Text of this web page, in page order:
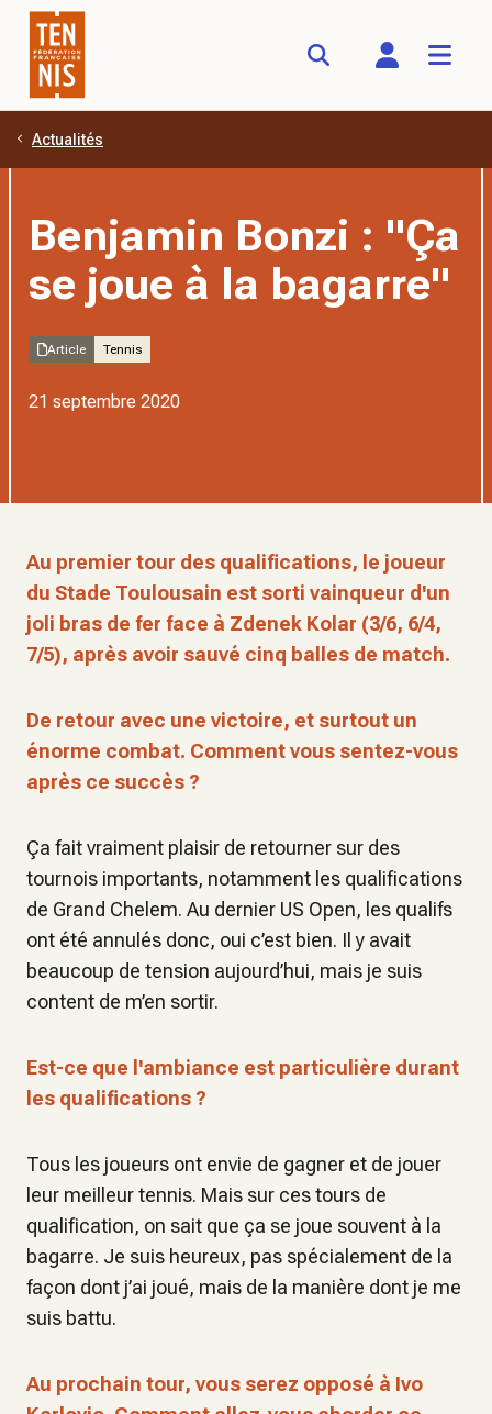
Aller au contenu principal
Actualités
Benjamin Bonzi : "Ça
se joue à la bagarre"
Article Tennis
21 septembre 2020
Au premier tour des qualifications, le joueur
du Stade Toulousain est sorti vainqueur d'un
joli bras de fer face à Zdenek Kolar (3/6, 6/4,
7/5), après avoir sauvé cinq balles de match.
De retour avec une victoire, et surtout un
énorme combat. Comment vous sentez-vous
après ce succès ?
Ça fait vraiment plaisir de retourner sur des
tournois importants, notamment les qualifications
de Grand Chelem. Au dernier US Open, les qualifs
ont été annulés donc, oui c’est bien. Il y avait
beaucoup de tension aujourd’hui, mais je suis
content de m’en sortir.
Est-ce que l'ambiance est particulière durant
les qualifications ?
Tous les joueurs ont envie de gagner et de jouer
leur meilleur tennis. Mais sur ces tours de
qualification, on sait que ça se joue souvent à la
bagarre. Je suis heureux, pas spécialement de la
façon dont j’ai joué, mais de la manière dont je me
suis battu.
Au prochain tour, vous serez opposé à Ivo